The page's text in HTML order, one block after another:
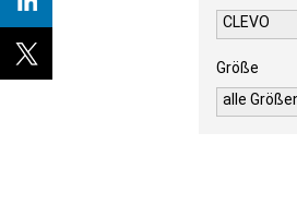
CLEVO
Größe
alle